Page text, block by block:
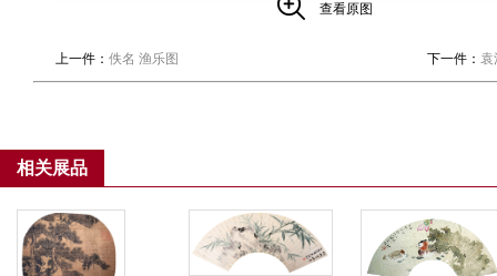
查看原图
上一件： 佚名 渔乐图 下一件： 袁
相关展品